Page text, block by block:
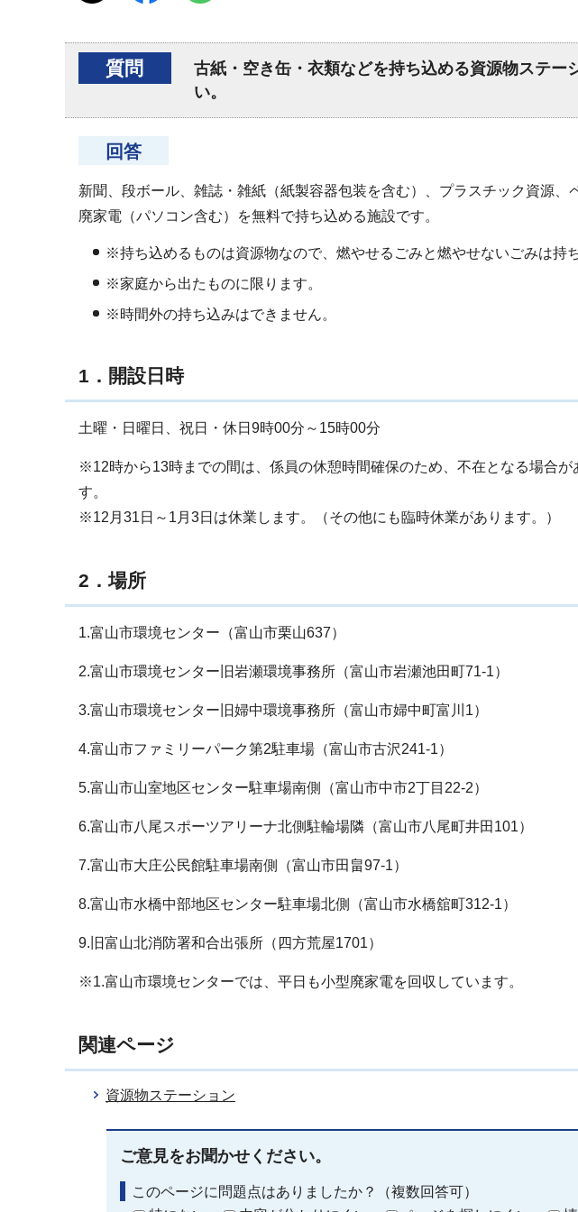
質問
古紙・空き缶・衣類などを持ち込める資源物ステー
い。
回答
新聞、段ボール、雑誌・雑紙（紙製容器包装を含む）、プラスチック資源
廃家電（パソコン含む）を無料で持ち込める施設です。
※持ち込めるものは資源物なので、燃やせるごみと燃やせないごみは持
※家庭から出たものに限ります。
※時間外の持ち込みはできません。
1．開設日時
土曜・日曜日、祝日・休日9時00分～15時00分
※12時から13時までの間は、係員の休憩時間確保のため、不在となる場合
す。
※12月31日～1月3日は休業します。（その他にも臨時休業があります。）
2．場所
1.富山市環境センター（富山市栗山637）
2.富山市環境センター旧岩瀬環境事務所（富山市岩瀬池田町71-1）
3.富山市環境センター旧婦中環境事務所（富山市婦中町富川1）
4.富山市ファミリーパーク第2駐車場（富山市古沢241-1）
5.富山市山室地区センター駐車場南側（富山市中市2丁目22-2）
6.富山市八尾スポーツアリーナ北側駐輪場隣（富山市八尾町井田101）
7.富山市大庄公民館駐車場南側（富山市田畠97-1）
8.富山市水橋中部地区センター駐車場北側（富山市水橋舘町312-1）
9.旧富山北消防署和合出張所（四方荒屋1701）
※1.富山市環境センターでは、平日も小型廃家電を回収しています。
関連ページ
資源物ステーション
ご意見をお聞かせください。
このページに問題点はありましたか？（複数回答可）